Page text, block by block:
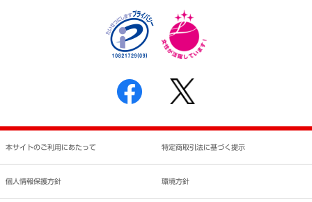
反社会的勢力に対する基本方針
書面による個人情報の開示等の請求の手続きについて
本サイトのご利用にあたって 特定商取引法に基づく提示
個人情報保護方針 環境方針